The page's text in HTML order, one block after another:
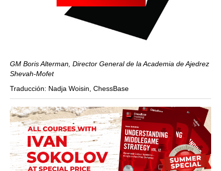
GM Boris Alterman, Director General de la Academia de Ajedrez
Shevah-Mofet
Traducción: Nadja Woisin, ChessBase